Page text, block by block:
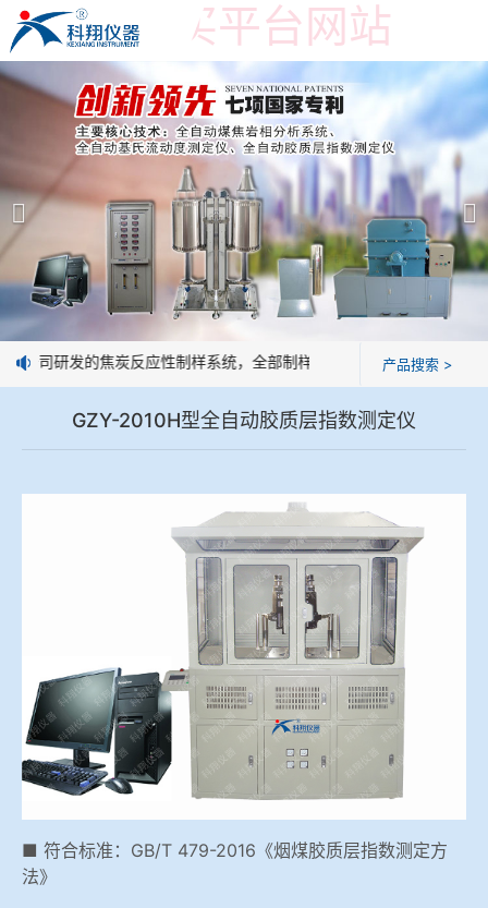
世界杯购买平台网站
世界杯购买平台网站
产品展示 ＞
焦炭高温性能检测系统
焦化行业检测及优化配煤设备
球团矿/烧结矿/块矿高温冶金性能检测系统
烧结/球团优化配矿研究设备
高炉配吹煤检测设备
冶金渣、保护渣等高温物性检测设备
矿石、焦炭物理检测及制样设备
工业分析、测硫仪等
公司简介
世界杯购买平台网站
企业业绩
技术交流
视频观赏
公司研发的焦炭反应性制样系统，全部制样过程机械化操作，没有人
产品搜索 >
GZY-2010H型全自动胶质层指数测定仪
■ 符合标准：GB/T 479-2016《烟煤胶质层指数测定方
法》